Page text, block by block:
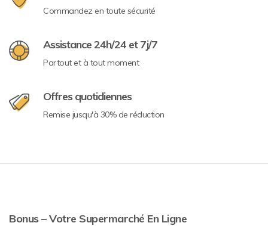
Commandez en toute sécurité
Assistance 24h/24 et 7j/7
Partout et à tout moment
Offres quotidiennes
Remise jusqu'à 30% de réduction
Bonus – Votre Supermarché En Ligne